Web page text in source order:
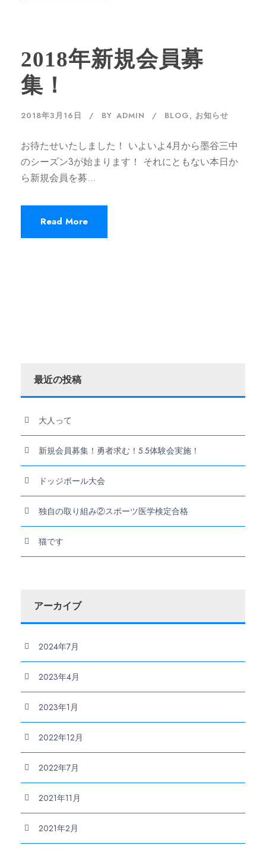
2018年新規会員募
集！
2018年3月16日 BY ADMIN BLOG, お知らせ
お待たせいたしました！ いよいよ4月から墨谷三中
のシーズン3が始まります！ それにともない本日か
ら新規会員を募...
Read More
最近の投稿
大人って
新規会員募集！勇者求む！5.5体験会実施！
ドッジボール大会
独自の取り組み②スポーツ医学検定合格
猫です
アーカイブ
2024年7月
2023年4月
2023年1月
2022年12月
2022年7月
2021年11月
2021年2月